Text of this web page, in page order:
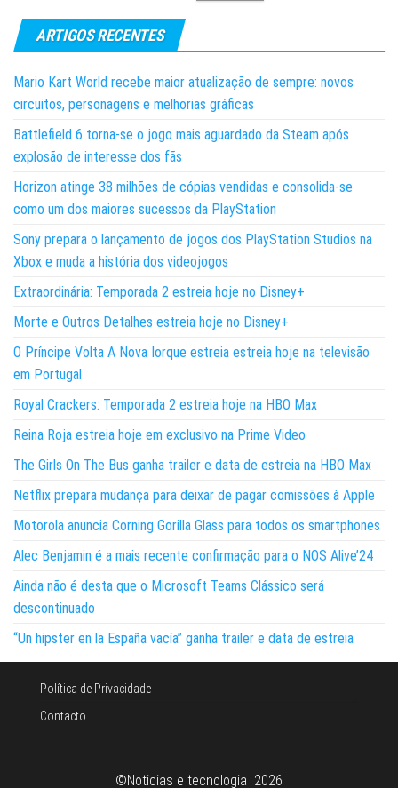
ARTIGOS RECENTES
Mario Kart World recebe maior atualização de sempre: novos
circuitos, personagens e melhorias gráficas
Battlefield 6 torna-se o jogo mais aguardado da Steam após
explosão de interesse dos fãs
Horizon atinge 38 milhões de cópias vendidas e consolida-se
como um dos maiores sucessos da PlayStation
Sony prepara o lançamento de jogos dos PlayStation Studios na
Xbox e muda a história dos videojogos
Extraordinária: Temporada 2 estreia hoje no Disney+
Morte e Outros Detalhes estreia hoje no Disney+
O Príncipe Volta A Nova Iorque estreia estreia hoje na televisão
em Portugal
Royal Crackers: Temporada 2 estreia hoje na HBO Max
Reina Roja estreia hoje em exclusivo na Prime Video
The Girls On The Bus ganha trailer e data de estreia na HBO Max
Netflix prepara mudança para deixar de pagar comissões à Apple
Motorola anuncia Corning Gorilla Glass para todos os smartphones
Alec Benjamin é a mais recente confirmação para o NOS Alive’24
Ainda não é desta que o Microsoft Teams Clássico será
descontinuado
“Un hipster en la España vacía” ganha trailer e data de estreia
Política de Privacidade
Contacto
©Noticias e tecnologia 2026